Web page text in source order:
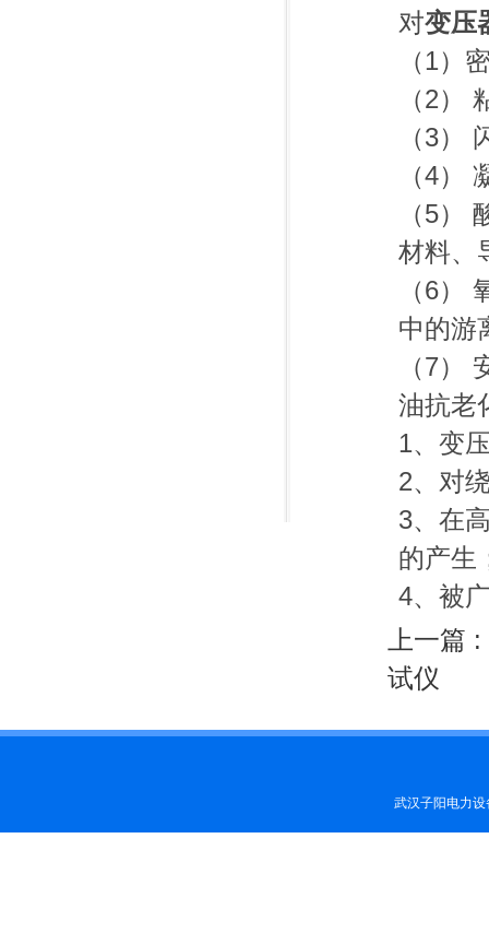
对变压
（1）
（2）
（3）
（4）
（5）
材料、
（6）
中的游
（7）
油抗老
1、变
2、对
3、在
的产生
4、被
上一篇 :
试仪
武汉子阳电力